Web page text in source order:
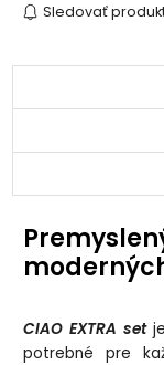
Sledovať
CIAO EXTRA set
potrebné pre